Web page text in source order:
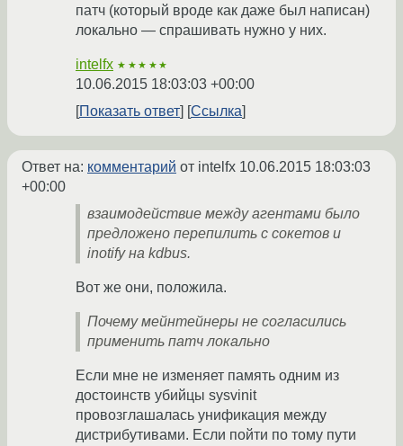
патч (который вроде как даже был написан)
локально — спрашивать нужно у них.
intelfx ★★★★★
10.06.2015 18:03:03 +00:00
Показать ответ
Ссылка
Ответ на: комментарий от intelfx 10.06.2015 18:03:03
+00:00
взаимодействие между агентами было
предложено перепилить с сокетов и
inotify на kdbus.
Вот же они, положила.
Почему мейнтейнеры не согласились
применить патч локально
Если мне не изменяет память одним из
достоинств убийцы sysvinit
провозглашалась унификация между
дистрибутивами. Если пойти по тому пути